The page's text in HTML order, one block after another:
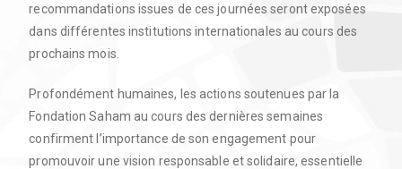
recommandations issues de ces journées seront exposées
dans différentes institutions internationales au cours des
prochains mois.
Profondément humaines, les actions soutenues par la
Fondation Saham au cours des dernières semaines
confirment l’importance de son engagement pour
promouvoir une vision responsable et solidaire, essentielle